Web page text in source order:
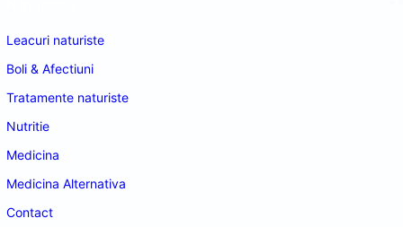
Leacuri naturiste
Boli & Afectiuni
Tratamente naturiste
Nutritie
Medicina
Medicina Alternativa
Contact